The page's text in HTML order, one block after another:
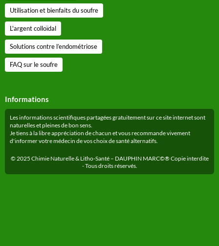
Utilisation et bienfaits du soufre
L'argent colloïdal
Solutions contre l’endométriose
FAQ sur le soufre
Informations
Les informations scientifiques partagées gratuitement sur ce site internet sont
naturelles et pleines de bon sens.
Je tiens à la libre appréciation de chacun et vous recommande vivement
d'informer votre médecin de vos choix de santé alternatifs.
© 2025 Chimie Naturelle & Litho-Santé – DAUPHIN MARC©® Copie interdite
- Tous droits réservés.